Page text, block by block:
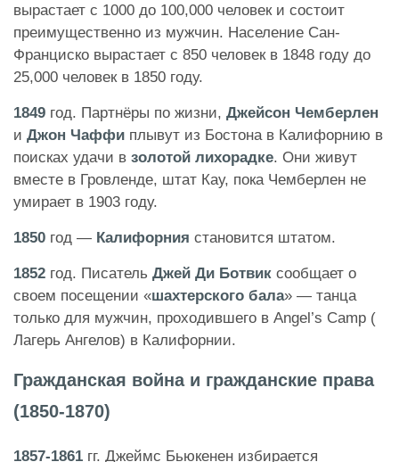
вырастает с 1000 до 100,000 человек и состоит
преимущественно из мужчин. Население Сан-
Франциско вырастает с 850 человек в 1848 году до
25,000 человек в 1850 году.
1849 год. Партнёры по жизни, Джейсон Чемберлен
и Джон Чаффи плывут из Бостона в Калифорнию в
поисках удачи в золотой лихорадке. Они живут
вместе в Гровленде, штат Кау, пока Чемберлен не
умирает в 1903 году.
1850 год — Калифорния становится штатом.
1852 год. Писатель Джей Ди Ботвик сообщает о
своем посещении «шахтерского бала» — танца
только для мужчин, проходившего в Angel’s Camp (
Лагерь Ангелов) в Калифорнии.
Гражданская война и гражданские права
(1850-1870)
1857-1861 гг. Джеймс Бьюкенен избирается